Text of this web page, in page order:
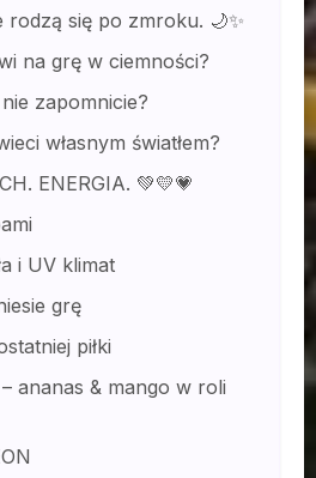
rodzą się po zmroku. 🌙✨
na grę w ciemności?
zapomnicie?
własnym światłem?
ENERGIA. 💚💛💗
i UV klimat
grę
piłki
ananas & mango w roli